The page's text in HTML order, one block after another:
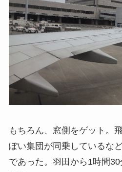
もちろん、窓側をゲット。
ぽい集団が同乗しているな
であった。羽田から1時間